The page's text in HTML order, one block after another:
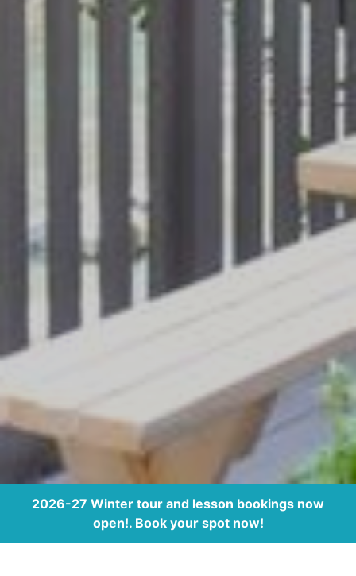
2026-27 Winter tour and lesson bookings now
open!. Book your spot now!